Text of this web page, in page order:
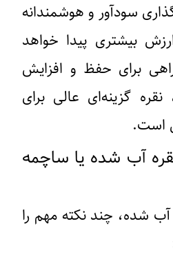
سودآور و هوشمندانه
بیشتری پیدا خواهد
برای حفظ و افزایش
گزینه‌ای عالی برای
است.
آب‌ شده یا ساچمه
شده، چند نکته مهم را